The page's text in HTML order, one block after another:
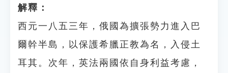
解釋：
西元一八五三年，俄國為擴張勢力進入巴
爾幹半島，以保護希臘正教為名，入侵土
耳其。次年，英法兩國依自身利益考慮，